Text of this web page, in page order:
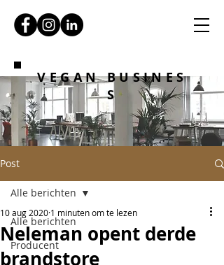
VEGAN BUSINES
S
Post
Alle berichten
Producent
Alle berichten
Neleman opent derde
brandstore
10 aug 2020 1 minuten om te lezen